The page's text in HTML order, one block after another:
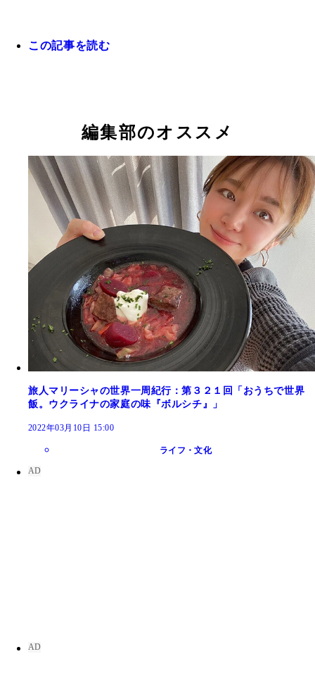
この記事を読む
編集部のオススメ
旅人マリーシャの世界一周紀行：第３２１回「おうちで世界
飯。ウクライナの家庭の味『ボルシチ』」
2022年03月10日 15:00
ライフ・文化